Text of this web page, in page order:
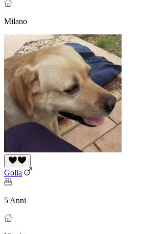
Milano
Golia
5 Anni